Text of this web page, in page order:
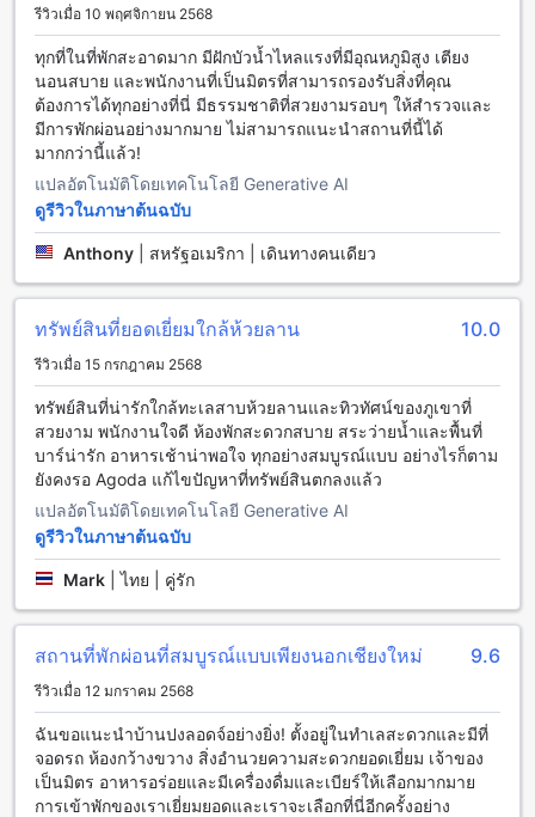
หลายให้บริการให้แขกพักผ่อนได้อย่างสมบูรณ์แบบ ที่นี่มีสระว่าย
น้ำภายในอาคารที่สะดวกสบายและเหมาะสำหรับการออกกำลัง
กายและว่ายน้ำ นอกจากนี้ยังมีสนามกอล์ฟที่ตั้งอยู่ภายในสถานที่
เดียวกัน ที่นี่คุณสามารถเล่นกอล์ฟและชมวิวที่งดงามได้อย่าง
สะดวกสบาย
นอกจากนี้ยังมีกิจกรรมทางน้ำที่ไม่ใช้เครื่องยนต์เช่นการเล่นน้ำ
เรือที่นี่ด้วย ซึ่งจะทำให้คุณสามารถสนุกไปกับการเล่นน้ำแบบไม่
ใช้กลไกได้อย่างสนุกสนาน นอกจากนี้ยังมีสระว่ายน้ำกลางแจ้งที่มี
บาร์อยู่ติดสระ ที่นี่คุณสามารถพักผ่อนและสัมผัสกับบรรยากาศ
สดชื่นริมสระว่ายน้ำได้อย่างเต็มที่
นอกจากนี้ยังมีกิจกรรมอื่นๆ เช่นการตกปลาและการเล่นดาร์ตบ
อร์ด นอกจากนี้ยังมีเส้นทางเดินเท้าไปยังภูเขาที่สวยงามให้คุณได้
เดินเล่นและเพลิดเพลินกับการเดินป่าได้อย่างสนุกสนาน
บ้านปงลอดจ์: รีวิวลูกค้าที่ยอดเยี่ยม
บ้านปงลอดจ์ เป็นที่พักที่น่าสนใจมาก ห้องพักมีการตกแต่งอย่าง
สวยงามและหรูหรา พื้นที่กว้างขวาง มีสิ่งอำนวยความสะดวกที่
ยอดเยี่ยม เช่น สระว่ายน้ำ รถจักรยาน และทรัมโพลีน อาหาร
อร่อยและพนักงานบริการอย่างเป็นมิตรและเป็นกันเอง มีความ
เห็นชื่นชอบจากลูกค้ามากมาย แนะนำให้มาพักที่นี่
สิ่งอำนวยความสะดวกในการเดินทางที่บ้านปงลอดจ์
บ้านปงลอดจ์ ให้บริการสิ่งอำนวยความสะดวกในการเดินทาง
อย่างครบวงจร เริ่มต้นจากบริการรถรับส่งสนามบิน ที่ท่า
ทัวร์ที่น่าตื่นเต้น ที่จะพาคุณไปสำรวจความงามของเชียงใหม่
นอกจากนี้ยังมีบริการจอดรถและบริการรถรับส่ง ที่สะดวกสบายใน
การเดินทาง นอกจากนี้ยังมีบริการเช่ารถ และบริการรถแท็กซี่ ที่
ช่วยให้คุณเดินทางไปยังสถานที่ต่างๆ ได้อย่างสะดวกสบาย
นอกจากนี้ยังมีบริการจำหน่ายตั๋ว ที่ช่วยให้คุณสามารถจัดสรร
เวลาเดินทางได้อย่างมีประสิทธิภาพ
รีวิวเมื่อ 10 พฤศจิกายน 2568
ทุกที่ในที่พักสะอาดมาก มีฝักบัวน้ำไหลแรงที่มีอุณหภูมิสูง เตียง
นอนสบาย และพนักงานที่เป็นมิตรที่สามารถรองรับสิ่งที่คุณ
ต้องการได้ทุกอย่างที่นี่ มีธรรมชาติที่สวยงามรอบๆ ให้สำรวจและ
มีการพักผ่อนอย่างมากมาย ไม่สามารถแนะนำสถานที่นี้ได้
มากกว่านี้แล้ว!
แปลอัตโนมัติโดยเทคโนโลยี Generative AI
ดูรีวิวในภาษาต้นฉบับ
Anthony สหรัฐอเมริกา | เดินทางคนเดียว
ทรัพย์สินที่ยอดเยี่ยมใกล้ห้วยลาน 10.0
รีวิวเมื่อ 15 กรกฎาคม 2568
ทรัพย์สินที่น่ารักใกล้ทะเลสาบห้วยลานและทิวทัศน์ของภูเขาที่
สวยงาม พนักงานใจดี ห้องพักสะดวกสบาย สระว่ายน้ำและพื้นที่
บาร์น่ารัก อาหารเช้าน่าพอใจ ทุกอย่างสมบูรณ์แบบ อย่างไรก็ตาม
ยังคงรอ Agoda แก้ไขปัญหาที่ทรัพย์สินตกลงแล้ว
แปลอัตโนมัติโดยเทคโนโลยี Generative AI
ดูรีวิวในภาษาต้นฉบับ
Mark |ไทย | คู่รัก
สถานที่พักผ่อนที่สมบูรณ์แบบเพียงนอกเชียงใหม่ 9.6
รีวิวเมื่อ 12 มกราคม 2568
ฉันขอแนะนำบ้านปงลอดจ์อย่างยิ่ง! ตั้งอยู่ในทำเลสะดวกและมีที่
จอดรถ ห้องกว้างขวาง สิ่งอำนวยความสะดวกยอดเยี่ยม เจ้าของ
เป็นมิตร อาหารอร่อยและมีเครื่องดื่มและเบียร์ให้เลือกมากมาย
การเข้าพักของเราเยี่ยมยอดและเราจะเลือกที่นี่อีกครั้งอย่าง